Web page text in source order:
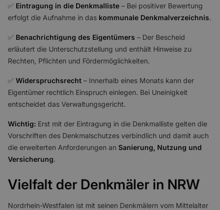
✅ Eintragung in die Denkmalliste – Bei positiver Bewertung
erfolgt die Aufnahme in das kommunale Denkmalverzeichnis.
✅ Benachrichtigung des Eigentümers – Der Bescheid
erläutert die Unterschutzstellung und enthält Hinweise zu
Rechten, Pflichten und Fördermöglichkeiten.
✅ Widerspruchsrecht – Innerhalb eines Monats kann der
Eigentümer rechtlich Einspruch einlegen. Bei Uneinigkeit
entscheidet das Verwaltungsgericht.
Wichtig: Erst mit der Eintragung in die Denkmalliste gelten die
Vorschriften des Denkmalschutzes verbindlich und damit auch
die erweiterten Anforderungen an Sanierung, Nutzung und
Versicherung.
Vielfalt der Denkmäler in NRW
Nordrhein-Westfalen ist mit seinen Denkmälern vom Mittelalter